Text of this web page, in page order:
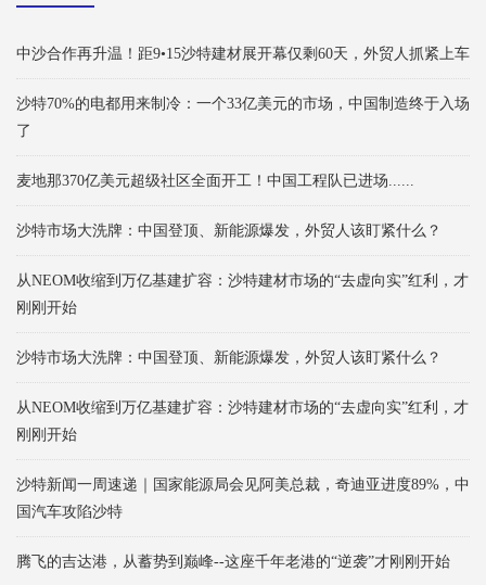
中沙合作再升温！距9•15沙特建材展开幕仅剩60天，外贸人抓紧上车
沙特70%的电都用来制冷：一个33亿美元的市场，中国制造终于入场
了
麦地那370亿美元超级社区全面开工！中国工程队已进场......
沙特市场大洗牌：中国登顶、新能源爆发，外贸人该盯紧什么？
从NEOM收缩到万亿基建扩容：沙特建材市场的“去虚向实”红利，才
刚刚开始
沙特市场大洗牌：中国登顶、新能源爆发，外贸人该盯紧什么？
从NEOM收缩到万亿基建扩容：沙特建材市场的“去虚向实”红利，才
刚刚开始
沙特新闻一周速递｜国家能源局会见阿美总裁，奇迪亚进度89%，中
国汽车攻陷沙特
腾飞的吉达港，从蓄势到巅峰--这座千年老港的“逆袭”才刚刚开始